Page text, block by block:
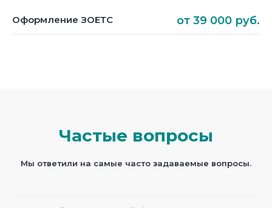
Оформление ЗОЕТС от 39 000 руб.
Частые вопросы
Мы ответили на самые часто задаваемые вопросы.